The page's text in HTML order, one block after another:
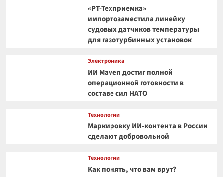
«РТ-Техприемка»
импортозаместила линейку
судовых датчиков температуры
для газотурбинных установок
Электроника
ИИ Maven достиг полной
операционной готовности в
составе сил НАТО
Технологии
Маркировку ИИ-контента в России
сделают добровольной
Технологии
Как понять, что вам врут?